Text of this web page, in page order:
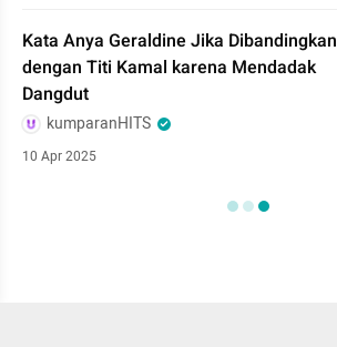
Kata Anya Geraldine Jika Dibandingkan
dengan Titi Kamal karena Mendadak
Dangdut
kumparanHITS
10 Apr 2025